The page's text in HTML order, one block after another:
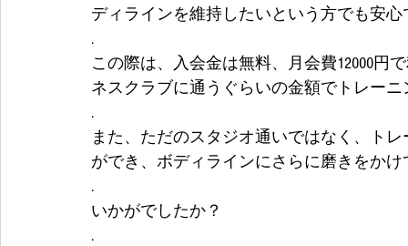
ディラインを維持したいという方でも安心
.
この際は、入会金は無料、月会費12000円
ネスクラブに通うぐらいの金額でトレー
.
また、ただのスタジオ通いではなく、ト
ができ、ボディラインにさらに磨きをか
.
いかがでしたか？
.